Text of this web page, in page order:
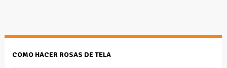
COMO HACER ROSAS DE TELA